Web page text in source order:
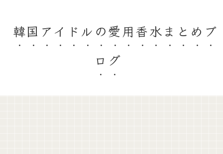
韓国アイドルの愛用香水まとめブ
ログ